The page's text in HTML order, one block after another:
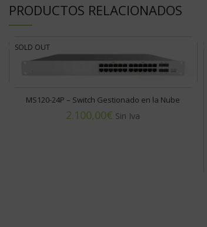
PRODUCTOS RELACIONADOS
SOLD OUT
MS120-24P – Switch Gestionado en la Nube
€